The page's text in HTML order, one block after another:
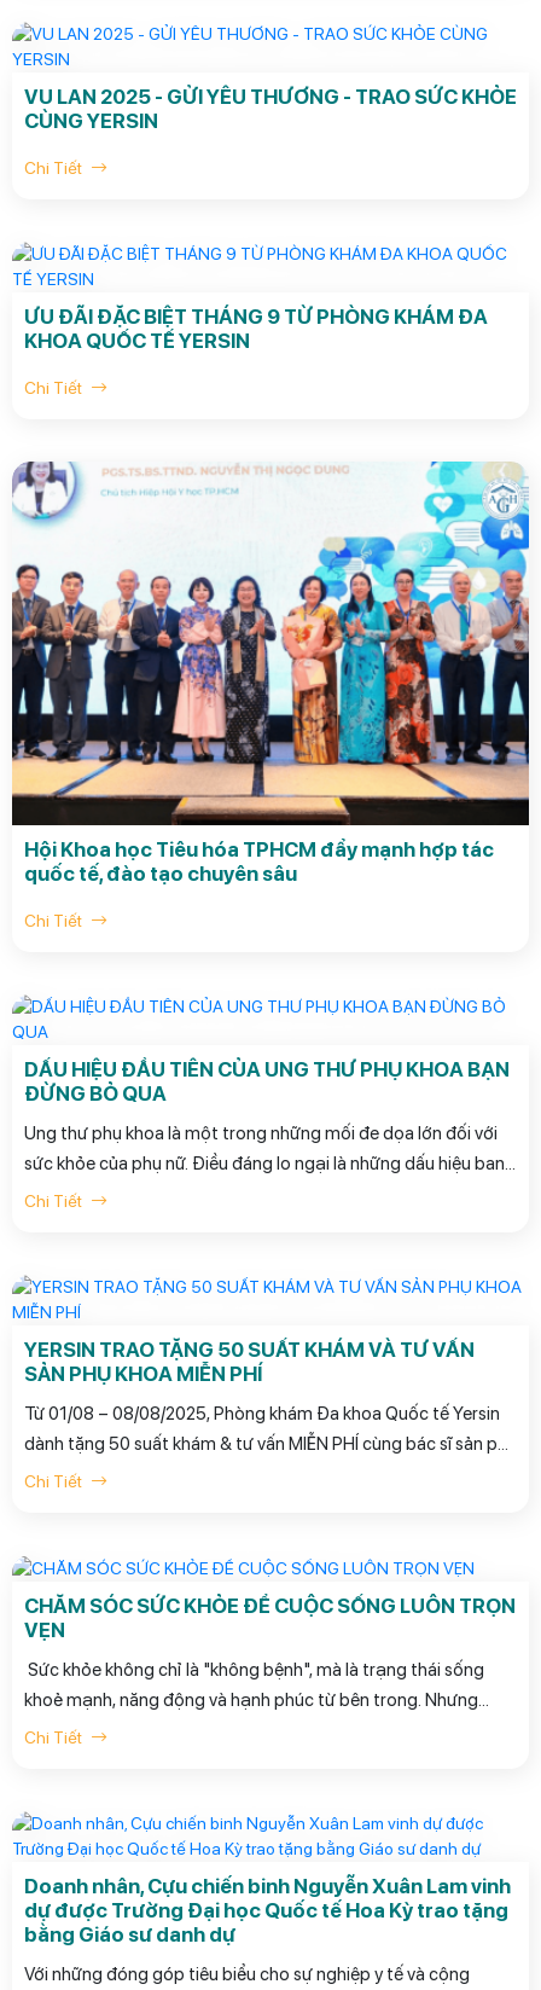
VU LAN 2025 - GỬI YÊU THƯƠNG - TRAO SỨC KHỎE
CÙNG YERSIN
Chi Tiết
ƯU ĐÃI ĐẶC BIỆT THÁNG 9 TỪ PHÒNG KHÁM ĐA
KHOA QUỐC TẾ YERSIN
Chi Tiết
Hội Khoa học Tiêu hóa TPHCM đẩy mạnh hợp tác
quốc tế, đào tạo chuyên sâu
Chi Tiết
DẤU HIỆU ĐẦU TIÊN CỦA UNG THƯ PHỤ KHOA BẠN
ĐỪNG BỎ QUA
Ung thư phụ khoa là một trong những mối đe dọa lớn đối với
sức khỏe của phụ nữ. Điều đáng lo ngại là những dấu hiệu ban
đầu thường dễ bị bỏ qua hoặc nhầm lẫn với các rối loạn thông
đây sẽ giúp bạn nắm rõ những dấu hiệu sớm của ung thư phụ
khoa để kịp thời chủ động phòng ngừa.
Chi Tiết
YERSIN TRAO TẶNG 50 SUẤT KHÁM VÀ TƯ VẤN
SẢN PHỤ KHOA MIỄN PHÍ
Từ 01/08 – 08/08/2025, Phòng khám Đa khoa Quốc tế Yersin
dành tặng 50 suất khám & tư vấn MIỄN PHÍ cùng bác sĩ sản phụ
khoa cho những khách hàng đặt hẹn trước và đến khám thời
Chi Tiết
CHĂM SÓC SỨC KHỎE ĐỂ CUỘC SỐNG LUÔN TRỌN
VẸN
Sức khỏe không chỉ là "không bệnh", mà là trạng thái sống
khoẻ mạnh, năng động và hạnh phúc từ bên trong. Nhưng
thực tế, nhiều người chỉ đến bệnh viện khi cơ thể đã mệt mỏi rã
Chi Tiết
Doanh nhân, Cựu chiến binh Nguyễn Xuân Lam vinh
dự được Trường Đại học Quốc tế Hoa Kỳ trao tặng
bằng Giáo sư danh dự
Với những đóng góp tiêu biểu cho sự nghiệp y tế và cộng